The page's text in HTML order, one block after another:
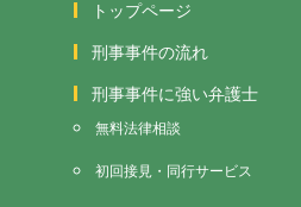
トップページ
刑事事件の流れ
刑事事件に強い弁護士
無料法律相談
初回接見・同行サービス